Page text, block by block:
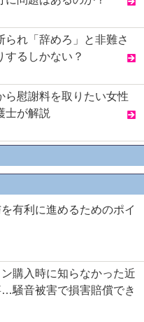
られ「辞めろ」と非難さ
るしかない？
ら慰謝料を取りたい女性
士が解説
有利に進めるためのポイ
購入時に知らなかった近
…騒音被害で損害賠償でき